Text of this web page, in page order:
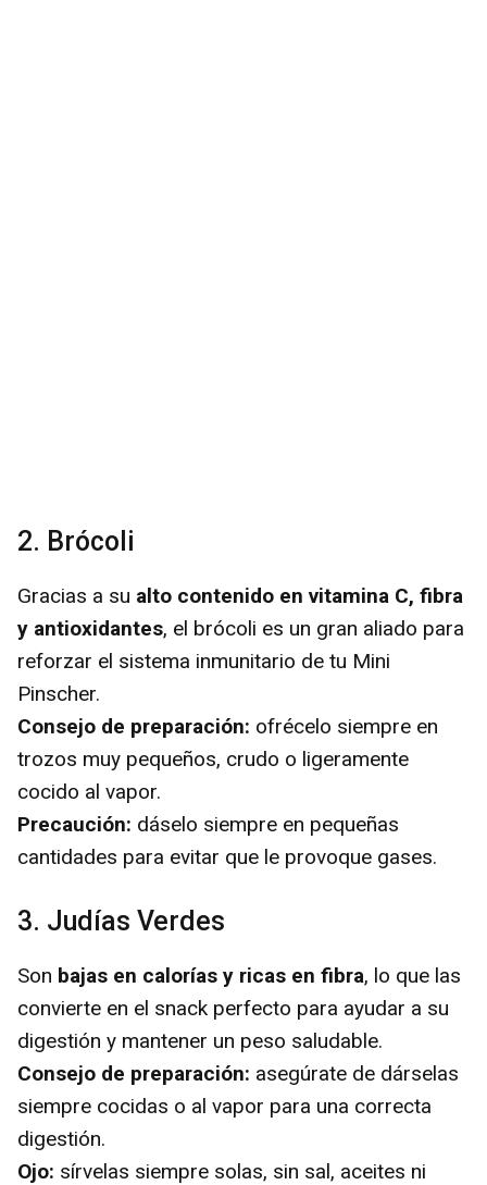
2. Brócoli
Gracias a su alto contenido en vitamina C, fibra
y antioxidantes, el brócoli es un gran aliado para
reforzar el sistema inmunitario de tu Mini
Pinscher.
Consejo de preparación: ofrécelo siempre en
trozos muy pequeños, crudo o ligeramente
cocido al vapor.
Precaución: dáselo siempre en pequeñas
cantidades para evitar que le provoque gases.
3. Judías Verdes
Son bajas en calorías y ricas en fibra, lo que las
convierte en el snack perfecto para ayudar a su
digestión y mantener un peso saludable.
Consejo de preparación: asegúrate de dárselas
siempre cocidas o al vapor para una correcta
digestión.
Ojo: sírvelas siempre solas, sin sal, aceites ni